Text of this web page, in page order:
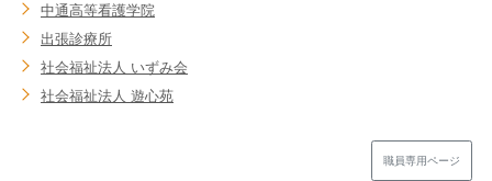
中通高等看護学院
出張診療所
社会福祉法人 いずみ会
社会福祉法人 遊心苑
職員専用ページ